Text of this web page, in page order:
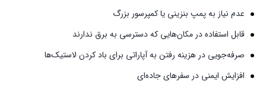
عدم نیاز به پمپ بنزینی یا کمپرسور بزرگ
قابل‌ استفاده در مکان‌هایی که دسترسی به برق ندارند
صرفه‌جویی در هزینه رفتن به آپاراتی برای باد کردن لاستیک‌ها
افزایش ایمنی در سفرهای جاده‌ای